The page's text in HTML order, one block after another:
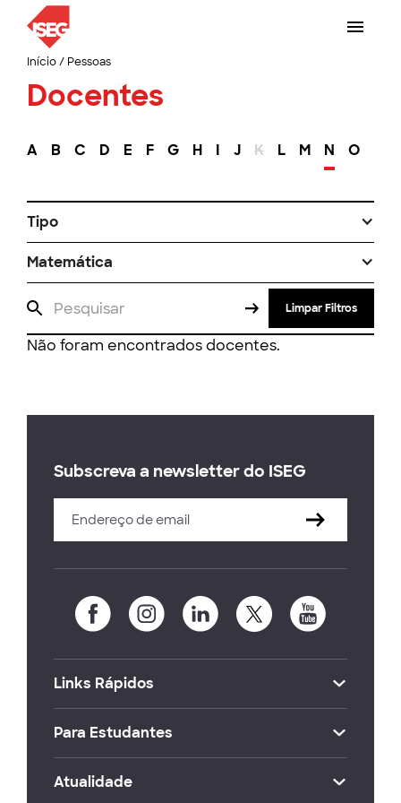
Início/ Pessoas
Docentes
A B C D E F G H I J K L M N O
Tipo
Matemática
Limpar Filtros
Não foram encontrados docentes.
Subscreva a newsletter do ISEG
Links Rápidos
Para Estudantes
Atualidade